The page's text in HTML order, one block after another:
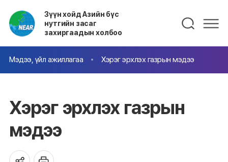
Зүүн хойд Азийн бүс
нутгийн засаг
захиргаадын холбоо
Мэдээ, үйл ажиллагаа Хэрэг эрхлэх газрын мэдээ
Хэрэг эрхлэх газрын
мэдээ